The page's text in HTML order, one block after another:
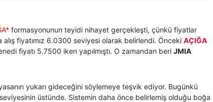
formasyonunun teyidi nihayet gerçekleşti, çünkü fiyatlar
fiyatımız 6.0300 seviyesi olarak belirlendi. Önceki AÇIĞA
fiyatı 5.7500 iken yapılmıştı. O zamandan beri JMIA
yukarı gideceğini söylemeye teşvik ediyor. Bugünkü
üstünde. Sistemin daha önce belirlemiş olduğu boğa